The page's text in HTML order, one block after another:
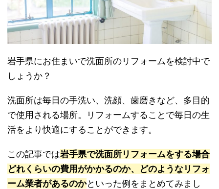
岩手県にお住まいで洗面所のリフォームを検討中で
しょうか？
洗面所は毎日の手洗い、洗顔、歯磨きなど、多目的
で使用される場所。リフォームすることで毎日の生
活をより快適にすることができます。
この記事では岩手県で洗面所リフォームをする場合
どれくらいの費用がかかるのか、どのようなリフォ
ーム業者があるのかといった例をまとめてみまし